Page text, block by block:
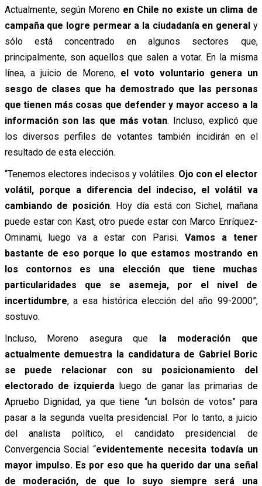
Actualmente, según Moreno en Chile no existe un clima de
campaña que logre permear a la ciudadanía en generaly
sólo está concentrado en algunos sectores que,
principalmente, son aquellos que salen a votar. En la misma
línea, a juicio de Moreno, el voto voluntario genera un
sesgo de clases que ha demostrado que las personas
que tienen más cosas que defender y mayor acceso a la
información son las que más votan. Incluso, explicó que
los diversos perfiles de votantes también incidirán en el
resultado de esta elección.
“Tenemos electores indecisos y volátiles. Ojo con el elector
volátil, porque a diferencia del indeciso, el volátil va
cambiando de posición. Hoy día está con Sichel, mañana
puede estar con Kast, otro puede estar con Marco Enríquez-
Ominami, luego va a estar con Parisi. Vamos a tener
bastante de eso porque lo que estamos mostrando en
los contornos es una elección que tiene muchas
particularidades que se asemeja, por el nivel de
incertidumbre, a esa histórica elección del año 99-2000”,
sostuvo.
Incluso, Moreno asegura que la moderación que
actualmente demuestra la candidatura de Gabriel Boric
se puede relacionar con su posicionamiento del
electorado de izquierda luego de ganar las primarias de
Apruebo Dignidad, ya que tiene “un bolsón de votos” para
pasar a la segunda vuelta presidencial. Por lo tanto, a juicio
del analista político, el candidato presidencial de
Convergencia Social “evidentemente necesita todavía un
mayor impulso. Es por eso que ha querido dar una señal
de moderación, de que lo suyo siempre será una